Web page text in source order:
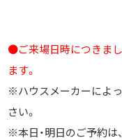
●ご来場日時につきま
ます。
※ハウスメーカーによ
さい。
※本日・明日のご予約は